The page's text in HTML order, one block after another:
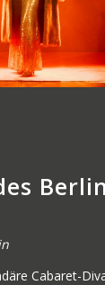
Cabaret-